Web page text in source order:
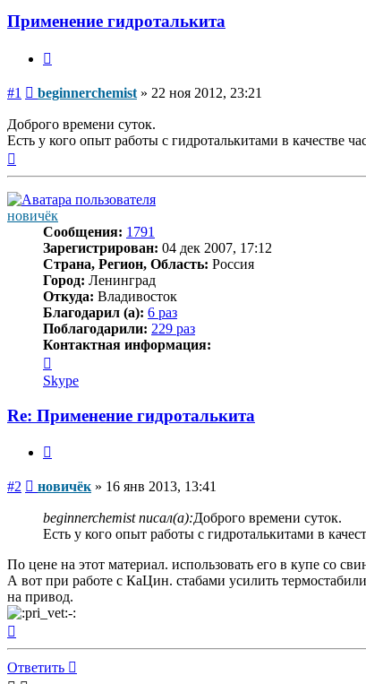
Применение гидроталькита
#1 Сообщение
beginnerchemist » 22 ноя 2012, 23:21
Доброго времени суток.
Есть у кого опыт работы с гидроталькитами в качестве
новичёк
Сообщения: 1791
Зарегистрирован: 04 дек 2007, 17:12
Страна, Регион, Область: Россия
Город: Ленинград
Откуда: Владивосток
Благодарил (а): 6 раз
Поблагодарили: 229 раз
Контактная информация:
информация
пользователя
Skype
Re: Применение гидроталькита
#2 Сообщение
новичёк » 16 янв 2013, 13:41
beginnerchemist писал(а):Доброго времени суток.
Есть у кого опыт работы с гидроталькитами в
По цене на этот материал. использовать его в купе со
А вот при работе с КаЦин. стабами усилить
на привод.
началу
Ответить